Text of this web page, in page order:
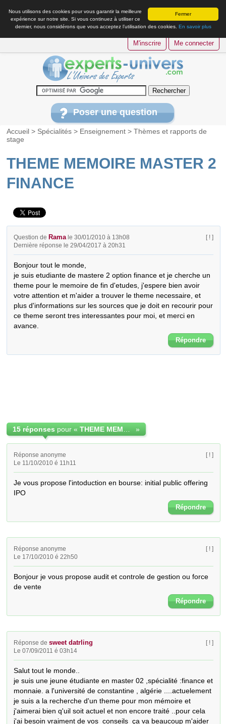
Fermer
Nous utilisons des cookies pour vous garantir la meilleure
expérience sur notre site. Si vous continuez à utiliser ce
dernier, nous considérons que vous acceptez l’utilisation des cookies. En savoir plus
M'inscrire Me connecter
Poser une question
Accueil > Spécialités > Enseignement >Thèmes et rapports de
stage
THEME MEMOIRE MASTER 2
FINANCE
Question de Rama le 30/01/2010 à 13h08
Dernière réponse le 29/04/2017 à 20h31
[ ! ]
Bonjour tout le monde,
je suis etudiante de mastere 2 option finance et je cherche un
theme pour le memoire de fin d'etudes, j'espere bien avoir
votre attention et m'aider a trouver le theme necessaire, et
plus d'informations sur les sources que je doit en recourir pour
ce theme seront tres interessantes pour moi, et merci en
avance.
Répondre
15 réponses pour « »
Réponse anonyme
Le 11/10/2010 é 11h11
[ ! ]
Je vous propose l'intoduction en bourse: initial public offering
IPO
Répondre
Réponse anonyme
Le 17/10/2010 é 22h50
[ ! ]
Bonjour je vous propose audit et controle de gestion ou force
de vente
Répondre
Réponse desweet datrling
Le 07/09/2011 é 03h14
[ ! ]
Salut tout le monde..
je suis une jeune étudiante en master 02 ,spécialité :finance et
monnaie. a l'université de constantine , algérie ....actuelement
je suis a la recherche d'un theme pour mon mémoire et
j'aimerai bien q'uil soit actuel et non encore traité ..pour cela
j'ai besoin vraiment de vos  conseils  ça va beaucoup m'aider